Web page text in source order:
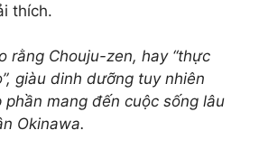
thích.
rằng Chouju-zen, hay “thực
giàu dinh dưỡng tuy nhiên
mang đến cuộc sống lâu
Okinawa.